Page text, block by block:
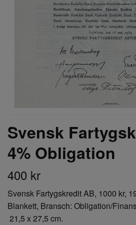
Svensk
4% Obligation
400 kr
Svensk Fartygskredit AB, 1000 kr,
Blankett, Bransch: Obligation/
21,5 x 27,5 cm.